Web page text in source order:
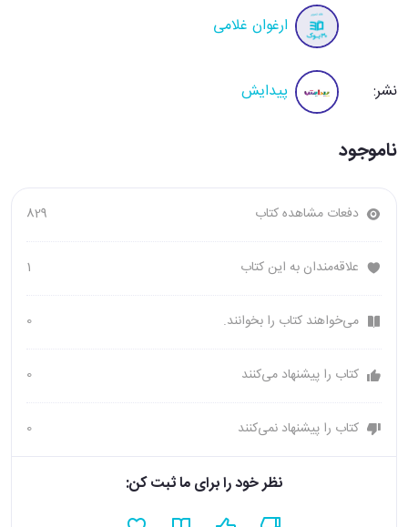
ارغوان غلامی
نشر: پیدایش
ناموجود
دفعات مشاهده کتاب 829
علاقه‌مندان به این کتاب 1
می‌خواهند کتاب را بخوانند. 0
کتاب را پیشنهاد می‌کنند 0
کتاب را پیشنهاد نمی‌کنند 0
نظر خود را برای ما ثبت کن: